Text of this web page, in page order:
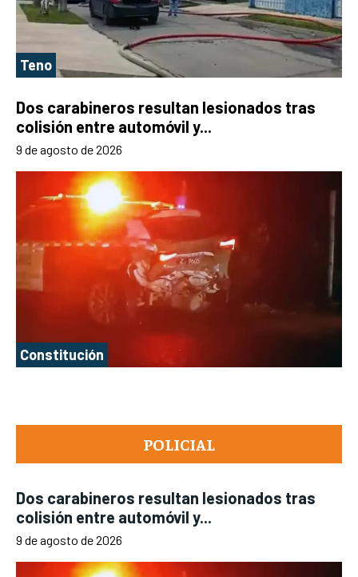
POLICIAL
Dos carabineros resultan lesionados tras
colisión entre automóvil y...
9 de agosto de 2026
Teno
Dos carabineros resultan lesionados tras
colisión entre automóvil y...
9 de agosto de 2026
Constitución